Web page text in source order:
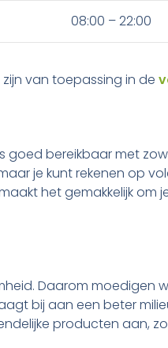
08:00 – 22:00
van toepassing in de
goed bereikbaar met
je kunt rekenen op
het gemakkelijk
Daarom
bij aan een beter
producten aan,